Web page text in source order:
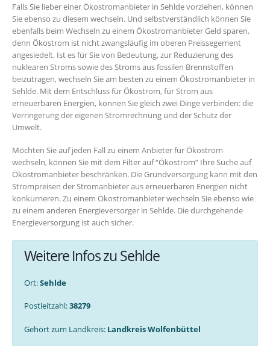
Falls Sie lieber einer Ökostromanbieter in Sehlde vorziehen, können
Sie ebenso zu diesem wechseln. Und selbstverständlich können Sie
ebenfalls beim Wechseln zu einem Ökostromanbieter Geld sparen,
denn Ökostrom ist nicht zwangsläufig im oberen Preissegement
angesiedelt. Ist es für Sie von Bedeutung, zur Reduzierung des
nuklearen Stroms sowie des Stroms aus fossilen Brennstoffen
beizutragen, wechseln Sie am besten zu einem Ökostromanbieter in
Sehlde. Mit dem Entschluss für Ökostrom, für Strom aus
erneuerbaren Energien, können Sie gleich zwei Dinge verbinden: die
Verringerung der eigenen Stromrechnung und der Schutz der
Umwelt.
Möchten Sie auf jeden Fall zu einem Anbieter für Ökostrom
wechseln, können Sie mit dem Filter auf “Ökostrom” Ihre Suche auf
Ökostromanbieter beschränken. Die Grundversorgung kann mit den
Strompreisen der Stromanbieter aus erneuerbaren Energien nicht
konkurrieren. Zu einem Ökostromanbieter wechseln Sie ebenso wie
zu einem anderen Energieversorger in Sehlde. Die durchgehende
Energieversorgung ist auch sicher.
Weitere Infos zu Sehlde
Ort:Sehlde
Postleitzahl:38279
Gehört zum Landkreis: Landkreis Wolfenbüttel